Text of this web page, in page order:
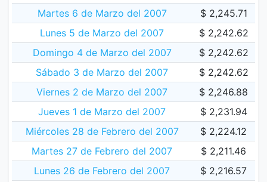
Martes 6 de Marzo del 2007
$ 2,245.71
Lunes 5 de Marzo del 2007
$ 2,242.62
Domingo 4 de Marzo del 2007
$ 2,242.62
Sábado 3 de Marzo del 2007
$ 2,242.62
Viernes 2 de Marzo del 2007
$ 2,246.88
Jueves 1 de Marzo del 2007
$ 2,231.94
Miércoles 28 de Febrero del 2007
$ 2,224.12
Martes 27 de Febrero del 2007
$ 2,211.46
Lunes 26 de Febrero del 2007
$ 2,216.57